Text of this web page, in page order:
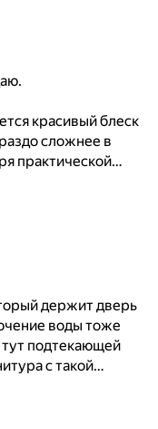
красивый блеск
сложнее в
практической…
держит дверь
воды тоже
подтекающей
с такой…